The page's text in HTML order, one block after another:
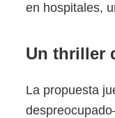
en hospitales,
Un thriller
La propuesta